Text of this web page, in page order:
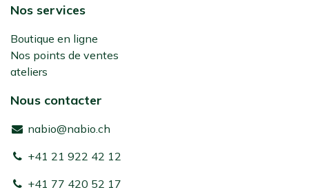
Nos services
Boutique en ligne
Nos points de ventes
ateliers
Nous contacter
nabio@nabio.ch
+41 21 922 42 12
+41 77 420 52 17